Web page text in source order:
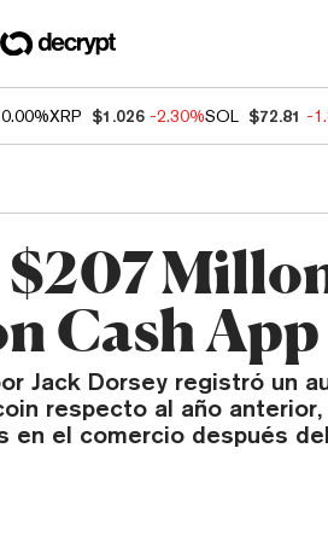
0.00%XRP $1.026 -2.30%SOL $72.81 -
Cash App
Jack Dorsey registró un
respecto al año
en el comercio después